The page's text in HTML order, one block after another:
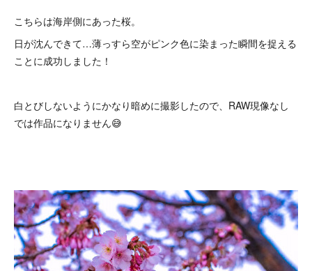
こちらは海岸側にあった桜。
日が沈んできて…薄っすら空がピンク色に染まった瞬間を捉える
ことに成功しました！
白とびしないようにかなり暗めに撮影したので、RAW現像なし
では作品になりません😅